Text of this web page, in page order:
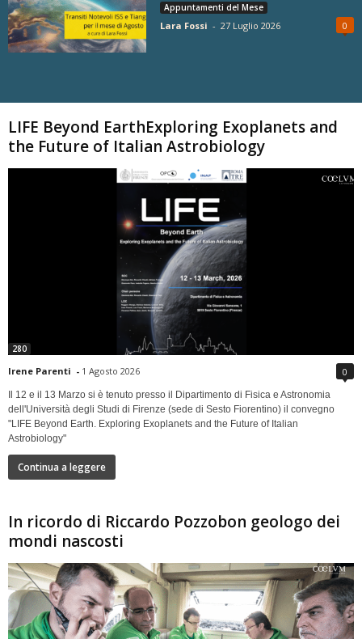
Appuntamenti del Mese
Lara Fossi - 27 Luglio 2026 0
LIFE Beyond EarthExploring Exoplanets and
the Future of Italian Astrobiology
280
Irene Parenti - 1 Agosto 2026 0
Il 12 e il 13 Marzo si è tenuto presso il Dipartimento di Fisica e Astronomia
dell'Università degli Studi di Firenze (sede di Sesto Fiorentino) il convegno
"LIFE Beyond Earth. Exploring Exoplanets and the Future of Italian
Astrobiology"
Continua a leggere
In ricordo di Riccardo Pozzobon geologo dei
mondi nascosti